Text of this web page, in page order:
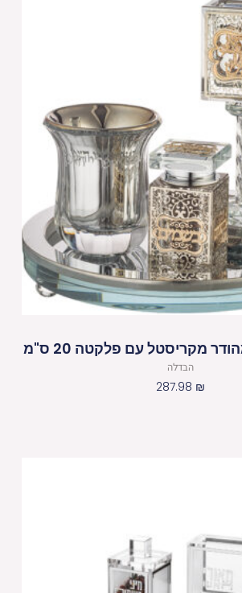
מקריסטל עם פלקטה 20 ס"מ
הבדלה
287.98 ₪